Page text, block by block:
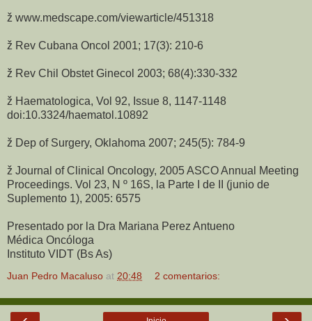
ž www.medscape.com/viewarticle/451318
ž Rev Cubana Oncol 2001; 17(3): 210-6
ž Rev Chil Obstet Ginecol 2003; 68(4):330-332
ž Haematologica, Vol 92, Issue 8, 1147-1148
doi:10.3324/haematol.10892
ž Dep of Surgery, Oklahoma 2007; 245(5): 784-9
ž Journal of Clinical Oncology, 2005 ASCO Annual Meeting
Proceedings. Vol 23, N º 16S, la Parte I de II (junio de
Suplemento 1), 2005: 6575
Presentado por la Dra Mariana Perez Antueno
Médica Oncóloga
Instituto VIDT (Bs As)
Juan Pedro Macaluso at 20:48 2 comentarios: